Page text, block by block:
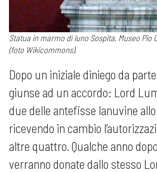
Statua in marmo di Iuno Sospita, Museo Pio
(foto Wikicommons).
Dopo un iniziale diniego da
giunse ad un accordo: Lord
due delle antefisse lanuvine
ricevendo in cambio
altre quattro. Qualche anno
verranno donate dallo stesso